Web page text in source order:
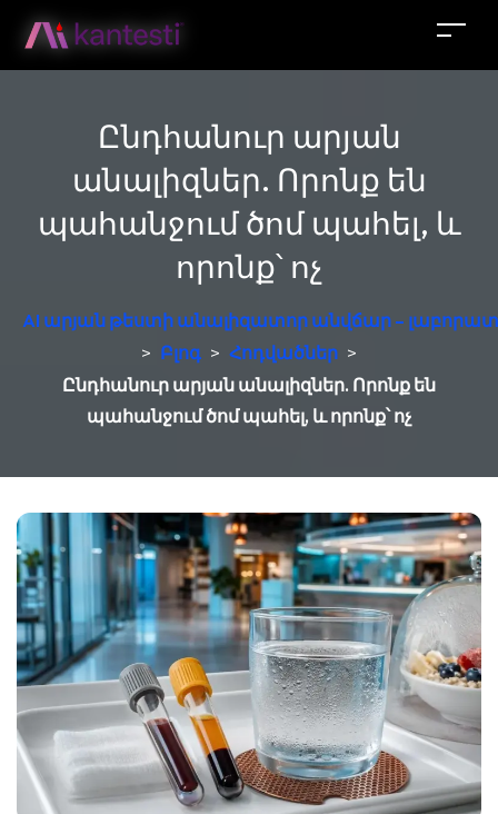
Ընդհանուր արյան
անալիզներ. Որոնք են
պահանջում ծոմ պահել, և
որոնք՝ ոչ
AI արյան թեստի անալիզատոր անվճար –
> Բլոգ > Հոդվածներ >
Ընդհանուր արյան անալիզներ. Որոնք են
պահանջում ծոմ պահել, և որոնք՝ ոչ